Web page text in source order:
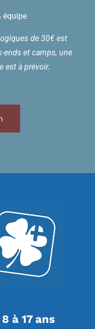
équipe
de 30€ est
ends et camps, une
est à prévoir.
à 17 ans